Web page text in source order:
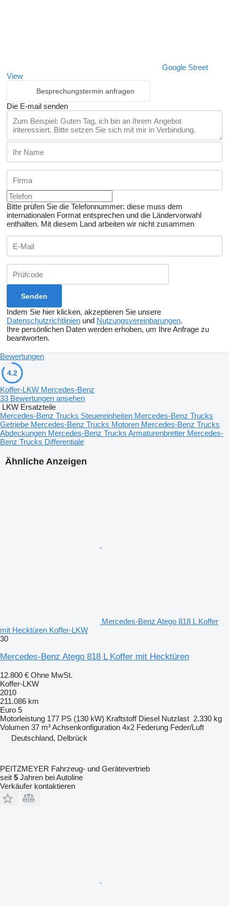
Google Street
View
Besprechungstermin anfragen
Die E-mail senden
Bitte prüfen Sie die Telefonnummer: diese muss dem
internationalen Format entsprechen und die Ländervorwahl
enthalten. Mit diesem Land arbeiten wir nicht zusammen
Indem Sie hier klicken, akzeptieren Sie unsere
Datenschutzrichtlinien und Nutzungsvereinbarungen.
Ihre persönlichen Daten werden erhoben, um Ihre Anfrage zu
beantworten.
Ähnliche Anzeigen
Mercedes-Benz Atego 818 L Koffer
mit Hecktüren Koffer-LKW
30
Mercedes-Benz Atego 818 L Koffer mit Hecktüren
12.800 € Ohne MwSt.
Koffer-LKW
2010
211.086 km
Euro 5
Motorleistung 177 PS (130 kW) Kraftstoff Diesel Nutzlast 2.330 kg
Volumen 37 m³Achsenkonfiguration 4x2 Federung Feder/Luft
Deutschland, Delbrück
PEITZMEYER Fahrzeug- und Gerätevertrieb
seit 5 Jahren bei Autoline
Verkäufer kontaktieren
Bewertungen
4.2
Koffer-LKW Mercedes-Benz
33 Bewertungen ansehen
LKW Ersatzteile
Mercedes-Benz Trucks Steuereinheiten Mercedes-Benz Trucks
Getriebe Mercedes-Benz Trucks Motoren Mercedes-Benz Trucks
Abdeckungen Mercedes-Benz Trucks Armaturenbretter Mercedes-
Benz Trucks Differentiale